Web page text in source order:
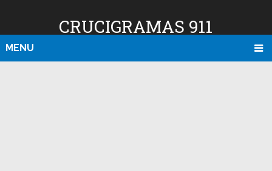
CRUCIGRAMAS 911
MENU